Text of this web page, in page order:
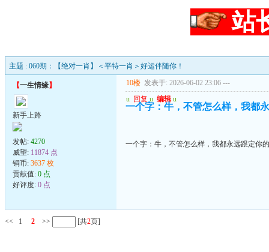
站
主题 : 060期：【绝对一肖】＜平特一肖＞好运伴随你！
【一生情缘】
新手上路
发帖: 4270
威望: 11874 点
铜币: 3637 枚
贡献值: 0 点
好评度: 0 点
10楼 发表于: 2026-06-02 23:06 ---
u 回复 u 编辑 u
一个字：牛，不管怎么样，我都
一个字：牛，不管怎么样，我都永远跟定你的
<< 1 2 >> [共2页]